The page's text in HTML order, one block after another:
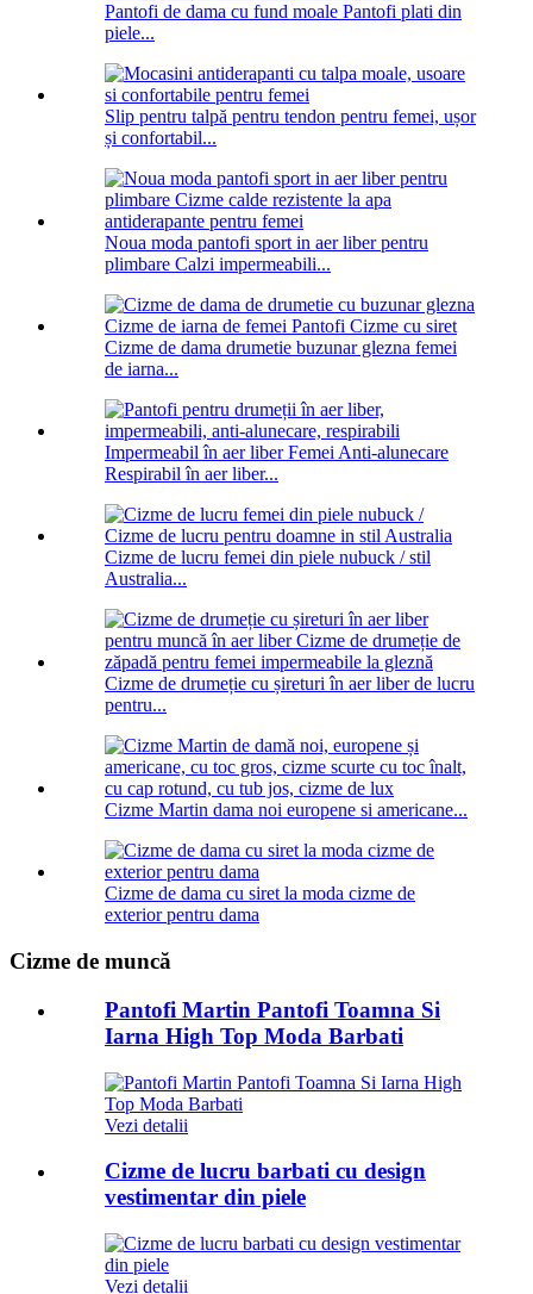
Pantofi de dama cu fund moale Pantofi plati din
piele...
Slip pentru talpă pentru tendon pentru femei, ușor
și confortabil...
Noua moda pantofi sport in aer liber pentru
plimbare Calzi impermeabili...
Cizme de dama drumetie buzunar glezna femei
de iarna...
Impermeabil în aer liber Femei Anti-alunecare
Respirabil în aer liber...
Cizme de lucru femei din piele nubuck / stil
Australia...
Cizme de drumeție cu șireturi în aer liber de lucru
pentru...
Cizme Martin dama noi europene si americane...
Cizme de dama cu siret la moda cizme de
exterior pentru dama
Cizme de muncă
Pantofi Martin Pantofi Toamna Si
Iarna High Top Moda Barbati
Vezi detalii
Cizme de lucru barbati cu design
vestimentar din piele
Vezi detalii